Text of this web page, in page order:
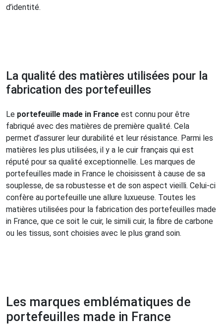
d’identité.
La qualité des matières utilisées pour la
fabrication des portefeuilles
Le portefeuille made in France est connu pour être
fabriqué avec des matières de première qualité. Cela
permet d’assurer leur durabilité et leur résistance. Parmi les
matières les plus utilisées, il y a le cuir français qui est
réputé pour sa qualité exceptionnelle. Les marques de
portefeuilles made in France le choisissent à cause de sa
souplesse, de sa robustesse et de son aspect vieilli. Celui-ci
confère au portefeuille une allure luxueuse. Toutes les
matières utilisées pour la fabrication des portefeuilles made
in France, que ce soit le cuir, le simili cuir, la fibre de carbone
ou les tissus, sont choisies avec le plus grand soin.
Les marques emblématiques de
portefeuilles made in France